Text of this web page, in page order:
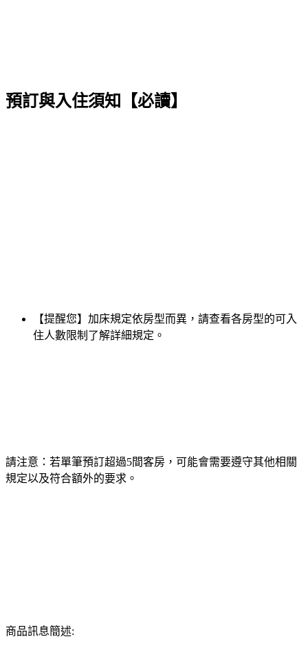
預訂與入住須知【必讀】
【提醒您】加床規定依房型而異，請查看各房型的可入
住人數限制了解詳細規定。
請注意：若單筆預訂超過5間客房，可能會需要遵守其他相關
規定以及符合額外的要求。
商品訊息簡述: